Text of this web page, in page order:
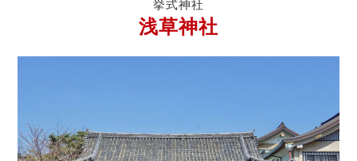
TOKIWAKEプラン
挙式神社
浅草神社